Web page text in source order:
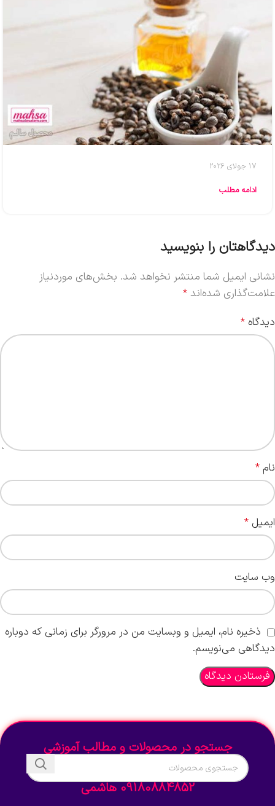
17 جولای 2026
ادامه مطلب
دیدگاهتان را بنویسید
نشانی ایمیل شما منتشر نخواهد شد. بخش‌های موردنیاز
علامت‌گذاری شده‌اند *
دیدگاه *
نام *
ایمیل *
وب‌ سایت
ذخیره نام، ایمیل و وبسایت من در مرورگر برای زمانی که دوباره
دیدگاهی می‌نویسم.
جستجو در محصولات و مطالب آموزشی
09180884852 هاشمی